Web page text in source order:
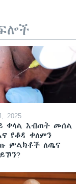
2025
ቀላል እብጠት መሰል
የቆዳ ቀለምን
ምልክቶች ለጤና